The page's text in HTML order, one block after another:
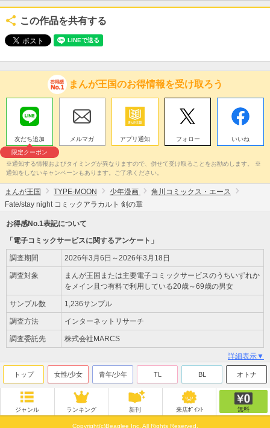
この作品を共有する
まんが王国のお得情報を受け取ろう
友だち追加
限定クーポン
メルマガ アプリ通知 フォロー いいね
※通知する情報およびタイミングが異なりますので、併せて受け取ることをお勧めします。 ※
通知をしないキャンペーンもあります。ご了承ください。
まんが王国 TYPE-MOON 少年漫画
角川コミックス・エース
Fate/stay night コミックアラカルト 剣の章
お得感No.1表記について
「電子コミックサービスに関するアンケート」
調査期間 2026年3月6日～2026年3月18日
調査対象
まんが王国または主要電子コミックサービスのうちいずれか
をメイン且つ有料で利用している20歳～69歳の男女
サンプル数 1,236サンプル
調査方法 インターネットリサーチ
調査委託先 株式会社MARCS
詳細表示▼
トップ 女性/少女 青年/少年 TL BL オトナ
ジャンル ランキング 新刊 来店ﾎﾟｲﾝﾄ 無料
Copyright(c)Beaglee Inc. All Rights Reserved.